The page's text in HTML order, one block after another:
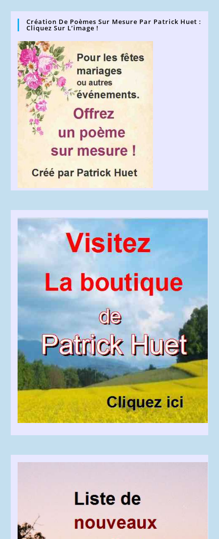
Création De Poèmes Sur Mesure Par Patrick Huet :
Cliquez Sur L’image !